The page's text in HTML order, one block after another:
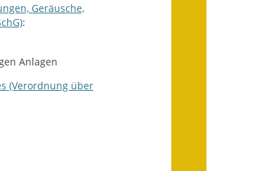
Bodenrichtwerte
Gerätehütten
Geräusche,
:
Anlagen
(Verordnung über